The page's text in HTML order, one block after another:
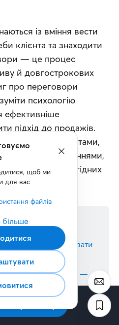
із вміння вести
клієнта та знаходити
— це процес
й довгострокових
про переговори
психологію
ефективніше
підхід до продажів.
інструментами,
із запереченнями,
взаємовигідних
Мистецтво впливати
— Гай Кавасакі
Дивовижна
решту до дій» —
прискорення в
— Джилл Конрат
відкрити для себе